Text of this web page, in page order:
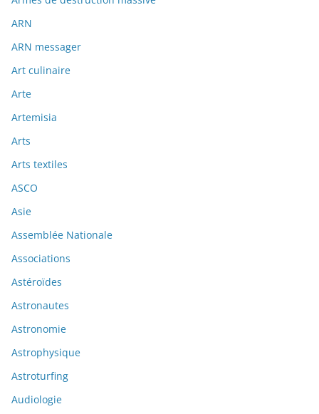
ARN
ARN messager
Art culinaire
Arte
Artemisia
Arts
Arts textiles
ASCO
Asie
Assemblée Nationale
Associations
Astéroïdes
Astronautes
Astronomie
Astrophysique
Astroturfing
Audiologie